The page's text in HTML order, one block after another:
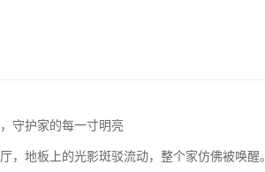
守护家的每一寸明亮
，地板上的光影斑驳流动，整个家仿佛被唤醒